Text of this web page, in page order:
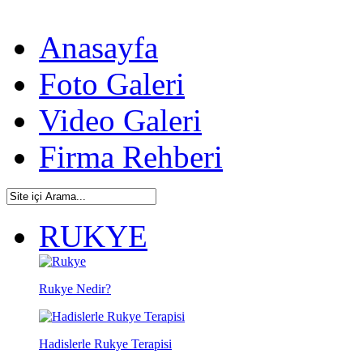
Anasayfa
Foto Galeri
Video Galeri
Firma Rehberi
RUKYE
Rukye Nedir?
Hadislerle Rukye Terapisi